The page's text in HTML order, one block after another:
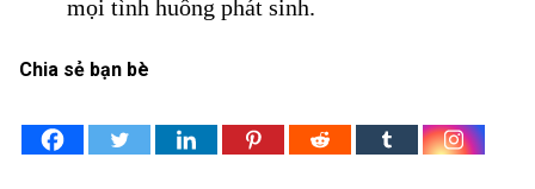
mọi tình huống phát sinh.
Chia sẻ bạn bè